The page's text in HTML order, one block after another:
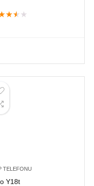
★★ ★
TELEFONU
Y18t